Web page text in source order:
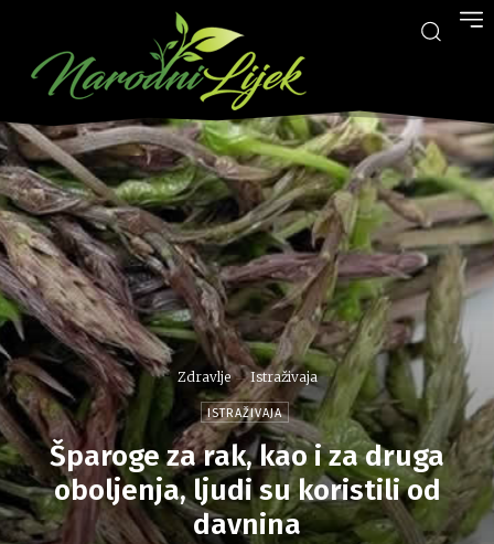
Zdravlje Istraživaja
ISTRAŽIVAJA
Šparoge za rak, kao i za druga
oboljenja, ljudi su koristili od
davnina